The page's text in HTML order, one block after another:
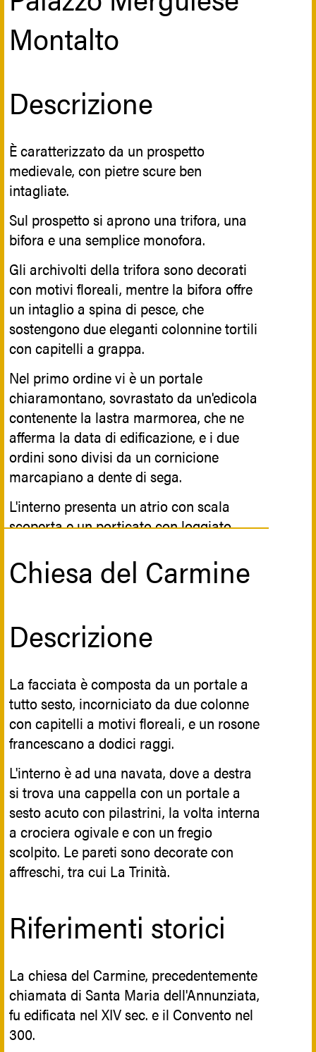
marmorei con motivi floreali di vario
genere.
Apostolo e contiene degli affreschi
raffiguranti il tema della morte, le
Deposizione di Cristo nel sepolcro. Sotto
la cripta si trovano i rifugi antiaereo e
ancor più sotto si trova un antico bagno
di purificazione rituale ebraico.
Riferimenti storici
Venne costruita nel luogo in cui sorgeva
la quattrocentesca Sinagoga ebraica di
Siracusa. La sua costruzione fu finanziata
dalla Confraternita di San Filippo, che
trasformò il “Mikveh” della preesistente
Sinagoga in cripta sepolcrale per i
confratelli defunti, raggiungibile da
un’apertura posta in prossimità
dell’ingresso della chiesa.
Nel 1867 a San Filippo venne ospitato il
priore di Sant’Agostino, il quale volle
innalzare un altare provvisorio che
potesse accogliere la statua
dell’Addolorata che si venerava nella sua
evidenziarono lievi danni che furono usati
come motivazione ad effettuare un
Con la ricostruzione furono sistemati i
Attualmente la Chiesa è stata riaperta al
culto nel 2010 e dal 2014 è sede della
Parrocchia di San Giovanni Battista, dove
svolge quotidianamente funzioni
Iconografia
Internamente è possibile ammirarvi
l’Altare Maggiore in marmo e le statue di
Assunta e di San Francesco di Paola,
nonché l’urna del Cristo Morto.
Montalto
Descrizione
È caratterizzato da un prospetto
medievale, con pietre scure ben
intagliate.
Sul prospetto si aprono una trifora, una
bifora e una semplice monofora.
Gli archivolti della trifora sono decorati
con motivi floreali, mentre la bifora offre
un intaglio a spina di pesce, che
sostengono due eleganti colonnine tortili
con capitelli a grappa.
Nel primo ordine vi è un portale
chiaramontano, sovrastato da un'edicola
contenente la lastra marmorea, che ne
afferma la data di edificazione, e i due
ordini sono divisi da un cornicione
marcapiano a dente di sega.
L'interno presenta un atrio con scala
scoperta e un porticato con loggiato.
Riferimenti storici
Il palazzo fu costruito per volontà della
nobile Macciotta Mergulese nell’anno
regina Costanza d’Aragona alla famiglia
Montalto nel XV secolo. Nel 1837, invece,
fu arrangiato a lazzaretto in seguito al
colera e accolse poi la comunità religiosa
delle Figlie della Carità.
Chiesa del Carmine
Descrizione
La facciata è composta da un portale a
tutto sesto, incorniciato da due colonne
con capitelli a motivi floreali, e un rosone
francescano a dodici raggi.
L'interno è ad una navata, dove a destra
si trova una cappella con un portale a
sesto acuto con pilastrini, la volta interna
a crociera ogivale e con un fregio
scolpito. Le pareti sono decorate con
affreschi, tra cui La Trinità.
Riferimenti storici
La chiesa del Carmine, precedentemente
chiamata di Santa Maria dell'Annunziata,
fu edificata nel XIV sec. e il Convento nel
300.